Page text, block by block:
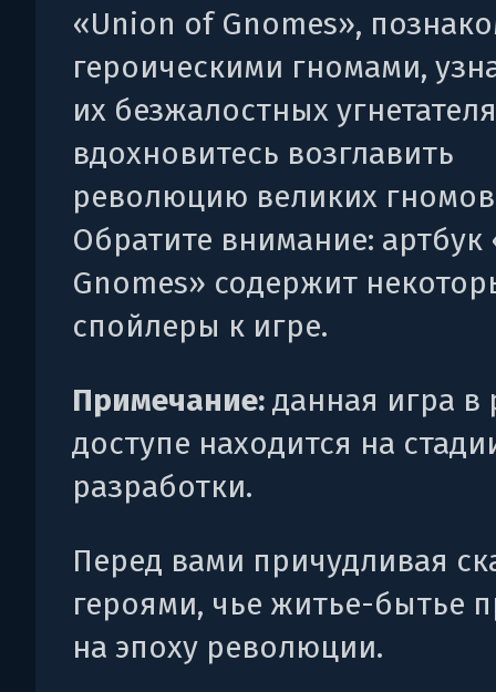
«Union of Gnomes»,
героическими гномами,
их безжалостных
вдохновитесь возглавить
революцию великих
Обратите внимание:
Gnomes» содержит
спойлеры к игре.
Примечание: данная игра в
доступе находится на
разработки.
Перед вами причудливая
героями, чье житье-бытье
на эпоху революции.